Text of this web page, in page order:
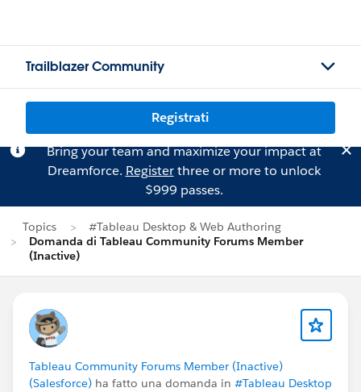
Trailblazer Community
Registrati
Bring your team and maximize your impact at
Dreamforce. Registerthree or more to unlock
$999 passes.
Topics
#Tableau Desktop & Web Authoring
Domanda di Tableau Community Forums Member
(Inactive)
Tableau Community Forums Member (Inactive)
(Salesforce) ha fatto una domanda in #Tableau Desktop